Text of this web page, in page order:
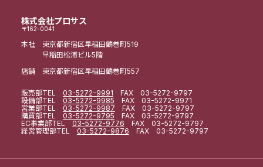
株式会社プロサス
〒162-0041
本社 東京都新宿区早稲田鶴巻町519
早稲田松浦ビル5階
店舗 東京都新宿区早稲田鶴巻町557
販売部TEL 03-5272-9991 FAX 03-5272-9797
設備部TEL 03-5272-9985 FAX 03-5272-9971
営業部TEL 03-5272-9987 FAX 03-5272-9797
購買部TEL 03-5272-9795 FAX 03-5272-9797
EC事業部TEL 03-5272-9776 FAX 03-5272-9797
経営管理部TEL 03-5272-9876 FAX 03-5272-9797